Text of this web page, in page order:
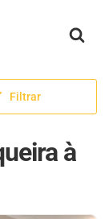
Filtrar
à